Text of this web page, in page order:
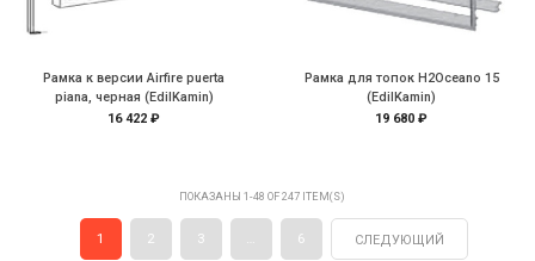
Рамка к версии Airfire puerta
piana, черная (EdilKamin)
16 422 ₽
Рамка для топок H2Oceano 15
(EdilKamin)
19 680 ₽
ПОКАЗАНЫ 1-48 OF 247 ITEM(S)
1 2 3 6 СЛЕДУЮЩИЙ